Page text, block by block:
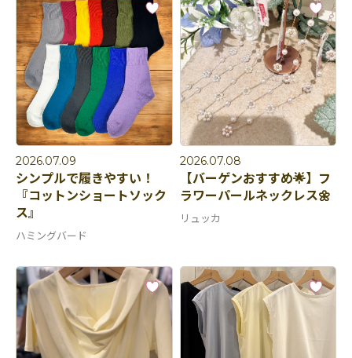
2026.07.09
シンプルで履きやすい！
『コットンショートソック
ス』
ハミングバード
2026.07.08
【バーゲンおすすめ🌟】フ
ラワーパールネックレス🌼
リュッカ